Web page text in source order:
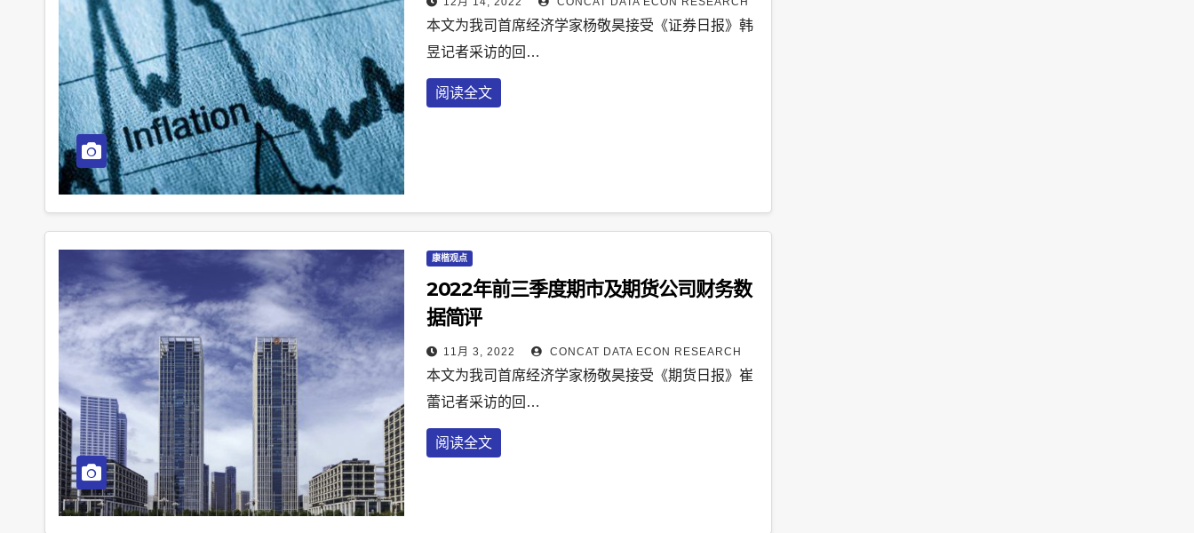
本文为我司首席经济学家杨敬昊接受《证券日报》韩
昱记者采访的回…
阅读全文
康楷观点
2022年前三季度期市及期货公司财务数
据简评
11月 3, 2022 CONCAT DATA ECON RESEARCH
本文为我司首席经济学家杨敬昊接受《期货日报》崔
蕾记者采访的回…
阅读全文